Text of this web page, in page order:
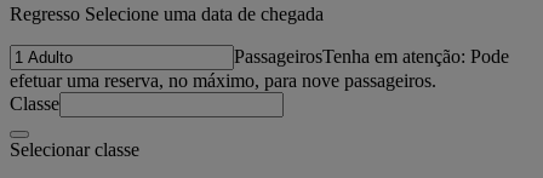
Regresso Selecione uma data de chegada
PassageirosTenha em atenção: Pode
efetuar uma reserva, no máximo, para nove passageiros.
Classe
Selecionar classe